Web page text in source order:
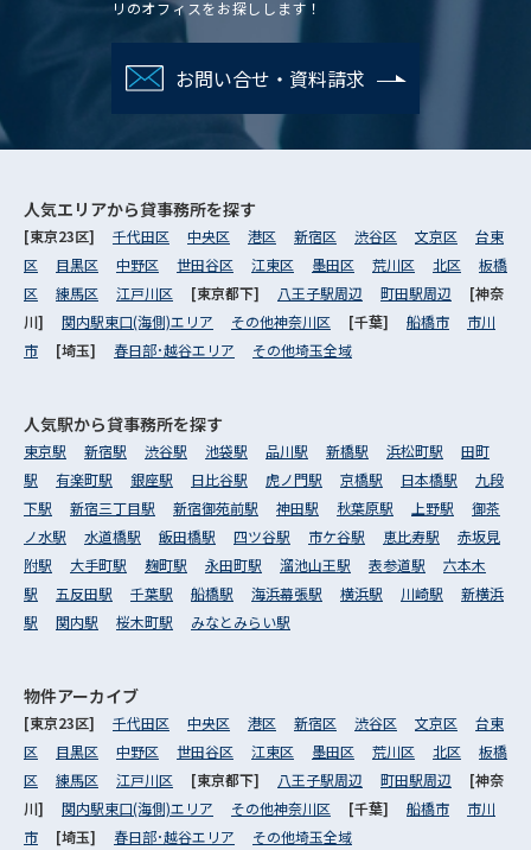
リのオフィスをお探しします！
お問い合せ・資料請求
人気エリアから貸事務所を探す
[東京23区] 千代田区 中央区 港区 新宿区 渋谷区 文京区
台東
区
目黒区 中野区 世田谷区 江東区 墨田区 荒川区 北区
板橋
区
練馬区 江戸川区 [東京都下] 八王子駅周辺 町田駅周辺
[神奈
川] 関内駅東口(海側)エリア その他神奈川区 [千葉] 船橋市
市川
市
[埼玉] 春日部･越谷エリア その他埼玉全域
人気駅から貸事務所を探す
東京駅 新宿駅 渋谷駅 池袋駅 品川駅 新橋駅 浜松町駅
田町
駅
有楽町駅 銀座駅 日比谷駅 虎ノ門駅 京橋駅 日本橋駅
九段
下駅
新宿三丁目駅 新宿御苑前駅 神田駅 秋葉原駅 上野駅
御茶
ノ水駅
水道橋駅 飯田橋駅 四ツ谷駅 市ケ谷駅 恵比寿駅
赤坂見
附駅
大手町駅 麹町駅 永田町駅 溜池山王駅 表参道駅
六本木
駅
五反田駅 千葉駅 船橋駅 海浜幕張駅 横浜駅 川崎駅
新横浜
駅
関内駅 桜木町駅 みなとみらい駅
物件アーカイブ
[東京23区] 千代田区 中央区 港区 新宿区 渋谷区 文京区
台東
区
目黒区 中野区 世田谷区 江東区 墨田区 荒川区 北区
板橋
区
練馬区 江戸川区 [東京都下] 八王子駅周辺 町田駅周辺
[神奈
川] 関内駅東口(海側)エリア その他神奈川区 [千葉] 船橋市
市川
市
[埼玉] 春日部･越谷エリア その他埼玉全域